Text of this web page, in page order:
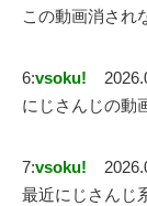
この動画消され
6:vsoku!
にじさんじの動
7:vsoku!
最近にじさんじ